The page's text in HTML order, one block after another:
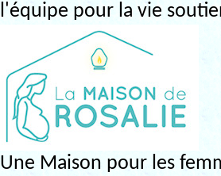
l'équipe pour la vie
Une Maison pour les